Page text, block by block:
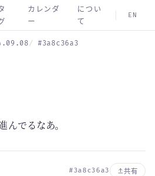
カレンダ
ー
につい
て
EN
#3a8c36a3
でるなあ。
#3a8c36a3 共有